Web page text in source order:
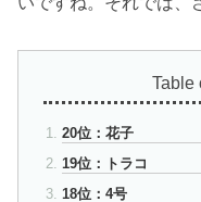
Table
20位：花子
19位：トラコ
18位：4号